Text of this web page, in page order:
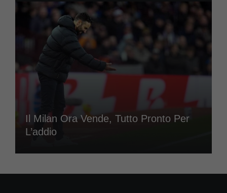
Il Milan Ora Vende, Tutto Pronto Per
L’addio